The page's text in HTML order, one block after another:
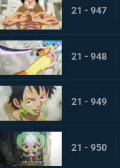
21 - 947
21 - 948
21 - 949
21 - 950